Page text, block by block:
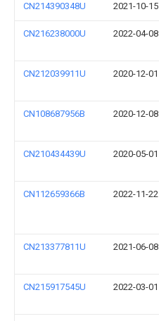
CN214390348U 2021-10-15
CN216238000U 2022-04-08
CN212039911U 2020-12-01
CN108687956B 2020-12-08
CN210434439U 2020-05-01
CN112659366B 2022-11-22
CN213377811U 2021-06-08
CN215917545U 2022-03-01